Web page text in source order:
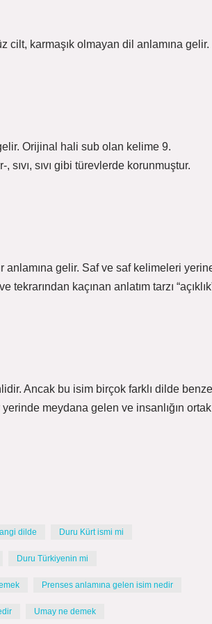
cilt, karmaşık olmayan dil anlamına gelir.
Orijinal hali sub olan kelime 9.
sıvı gibi türevlerde korunmuştur.
anlamına gelir. Saf ve saf kelimeleri
kaçınan anlatım tarzı
Ancak bu isim birçok farklı dilde
meydana gelen ve insanlığın ortak
dilde Duru Kürt ismi mi
Duru Türkiyenin mi
Prenses anlamına gelen isim nedir
Umay ne demek